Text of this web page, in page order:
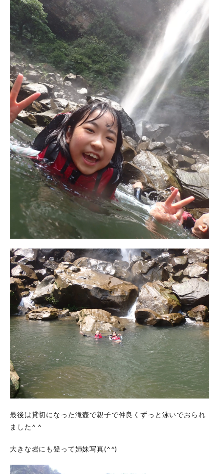
最後は貸切になった滝壺で親子で仲良くずっと泳いでおられ
ました^ ^
大きな岩にも登って姉妹写真(^^)